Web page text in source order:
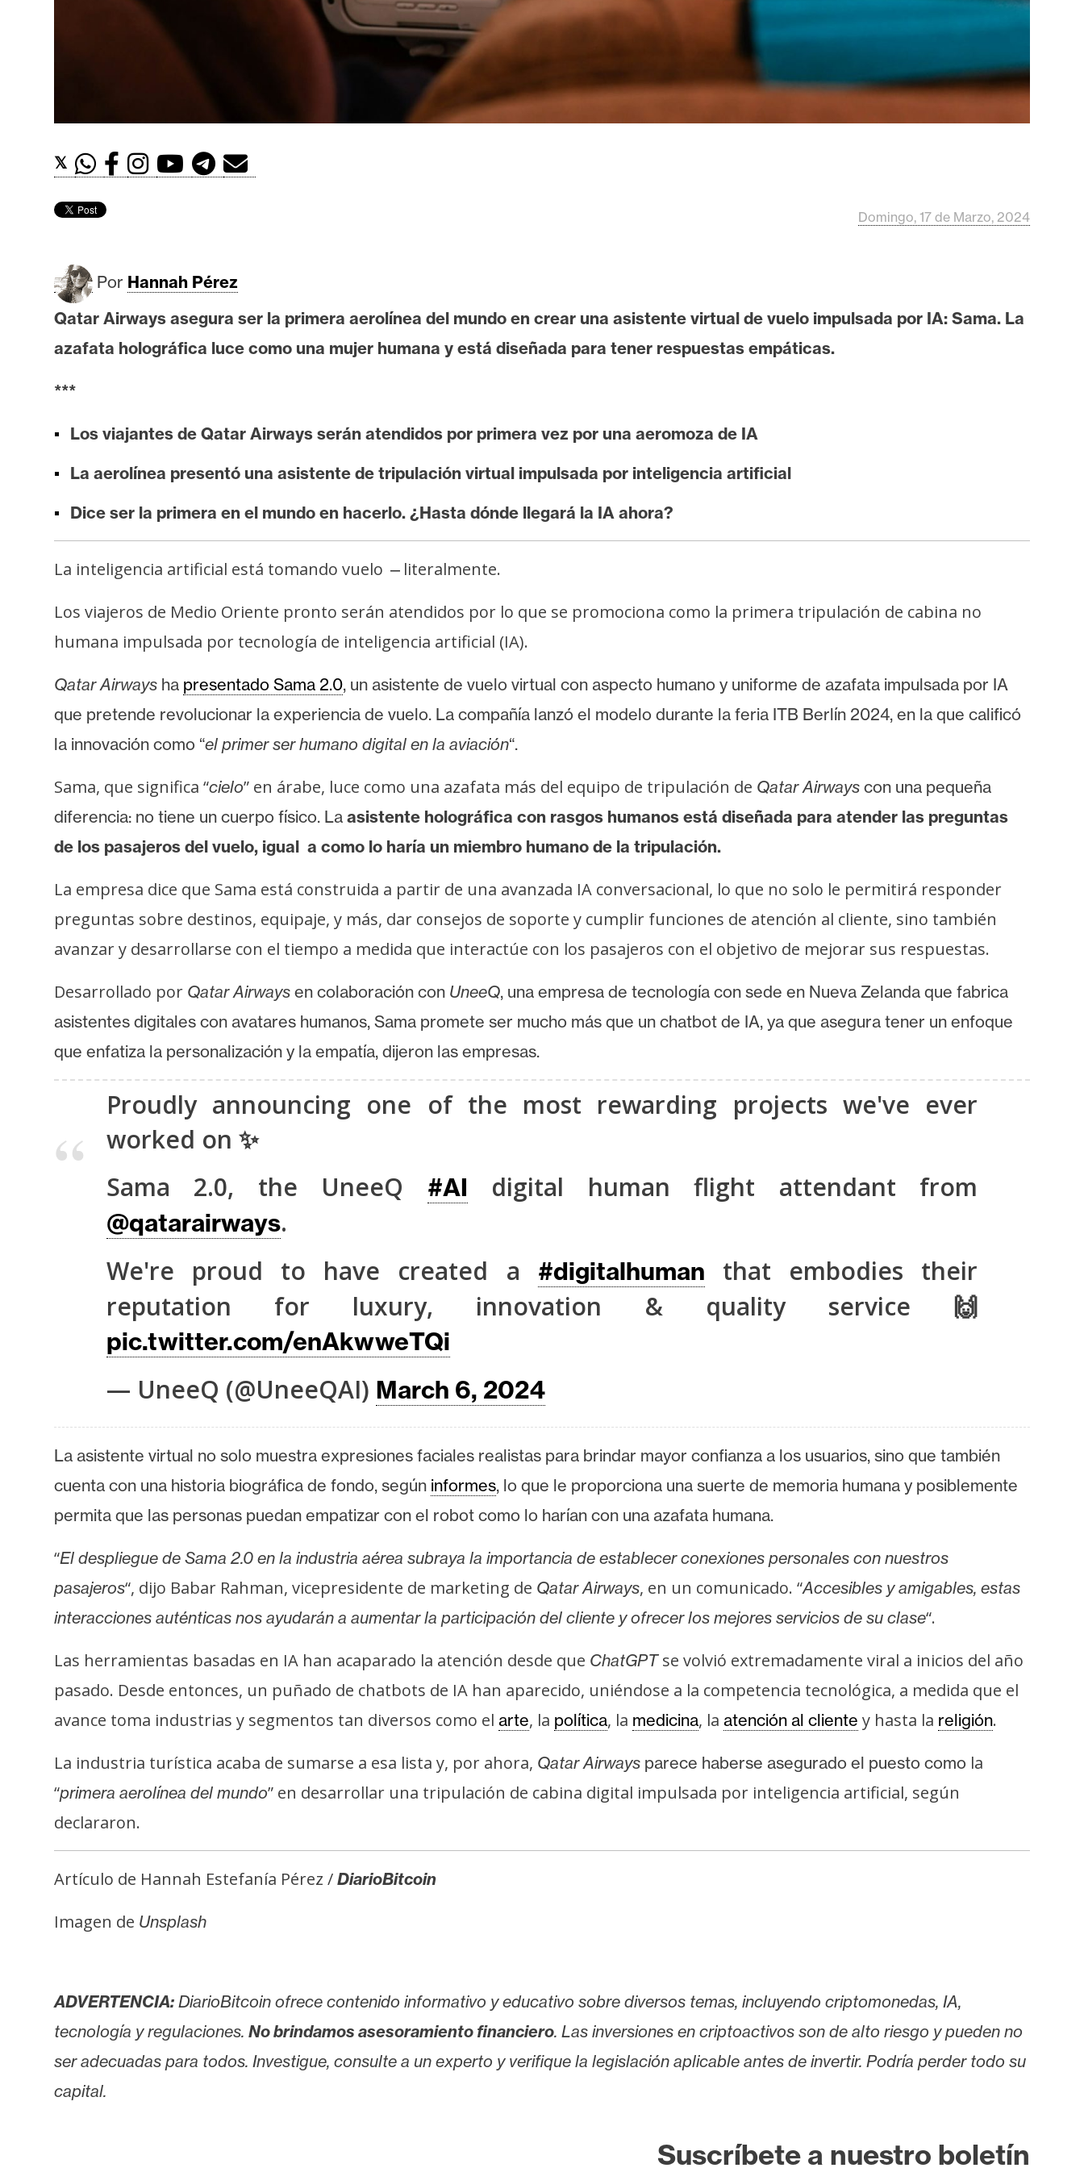
u
I
A
n
á
l
s
s
o
t
s
e
P
e
n
a
T
m
s
R
c
u
r
s
l
i
d
d
𝕏
Domingo, 17 de Marzo, 2024
Por Hannah Pérez
Qatar Airways asegura ser la primera aerolínea del mundo en crear una asistente virtual de vuelo impulsada por IA: Sama. La
azafata holográfica luce como una mujer humana y está diseñada para tener respuestas empáticas.
***
Los viajantes de Qatar Airways serán atendidos por primera vez por una aeromoza de IA
La aerolínea presentó una asistente de tripulación virtual impulsada por inteligencia artificial
Dice ser la primera en el mundo en hacerlo. ¿Hasta dónde llegará la IA ahora?
La inteligencia artificial está tomando vuelo — literalmente.
Los viajeros de Medio Oriente pronto serán atendidos por lo que se promociona como la primera tripulación de cabina no
humana impulsada por tecnología de inteligencia artificial (IA).
Qatar Airways ha presentado Sama 2.0, un asistente de vuelo virtual con aspecto humano y uniforme de azafata impulsada por IA
que pretende revolucionar la experiencia de vuelo. La compañía lanzó el modelo durante la feria ITB Berlín 2024, en la que calificó
la innovación como “el primer ser humano digital en la aviación“.
Sama, que significa “cielo” en árabe, luce como una azafata más del equipo de tripulación de Qatar Airways con una pequeña
diferencia: no tiene un cuerpo físico. La asistente holográfica con rasgos humanos está diseñada para atender las preguntas
de los pasajeros del vuelo, igual a como lo haría un miembro humano de la tripulación.
La empresa dice que Sama está construida a partir de una avanzada IA conversacional, lo que no solo le permitirá responder
preguntas sobre destinos, equipaje, y más, dar consejos de soporte y cumplir funciones de atención al cliente, sino también
avanzar y desarrollarse con el tiempo a medida que interactúe con los pasajeros con el objetivo de mejorar sus respuestas.
Desarrollado por Qatar Airways en colaboración con UneeQ, una empresa de tecnología con sede en Nueva Zelanda que fabrica
asistentes digitales con avatares humanos, Sama promete ser mucho más que un chatbot de IA, ya que asegura tener un enfoque
que enfatiza la personalización y la empatía, dijeron las empresas.
Proudly announcing one of the most rewarding projects we've ever
worked on ✨
Sama 2.0, the UneeQ #AI digital human flight attendant from
@qatarairways.
We're proud to have created a #digitalhuman that embodies their
reputation for luxury, innovation & quality service 🙌
pic.twitter.com/enAkwweTQi
— UneeQ (@UneeQAI) March 6, 2024
La asistente virtual no solo muestra expresiones faciales realistas para brindar mayor confianza a los usuarios, sino que también
cuenta con una historia biográfica de fondo, según informes, lo que le proporciona una suerte de memoria humana y posiblemente
permita que las personas puedan empatizar con el robot como lo harían con una azafata humana.
“El despliegue de Sama 2.0 en la industria aérea subraya la importancia de establecer conexiones personales con nuestros
pasajeros“, dijo Babar Rahman, vicepresidente de marketing de Qatar Airways, en un comunicado. “Accesibles y amigables, estas
interacciones auténticas nos ayudarán a aumentar la participación del cliente y ofrecer los mejores servicios de su clase“.
Las herramientas basadas en IA han acaparado la atención desde que ChatGPTse volvió extremadamente viral a inicios del año
pasado. Desde entonces, un puñado de chatbots de IA han aparecido, uniéndose a la competencia tecnológica, a medida que el
avance toma industrias y segmentos tan diversos como el arte, la política, la medicina, la atención al cliente y hasta la religión.
La industria turística acaba de sumarse a esa lista y, por ahora, Qatar Airways parece haberse asegurado el puesto como la
“primera aerolínea del mundo” en desarrollar una tripulación de cabina digital impulsada por inteligencia artificial, según
declararon.
Artículo de Hannah Estefanía Pérez / DiarioBitcoin
Imagen de Unsplash
ADVERTENCIA: DiarioBitcoin ofrece contenido informativo y educativo sobre diversos temas, incluyendo criptomonedas, IA,
tecnología y regulaciones. No brindamos asesoramiento financiero. Las inversiones en criptoactivos son de alto riesgo y pueden no
ser adecuadas para todos. Investigue, consulte a un experto y verifique la legislación aplicable antes de invertir. Podría perder todo su
capital.
Suscríbete a nuestro boletín